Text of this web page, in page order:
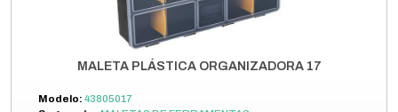
MALETA PLÁSTICA ORGANIZADORA 17
Modelo: 43805017